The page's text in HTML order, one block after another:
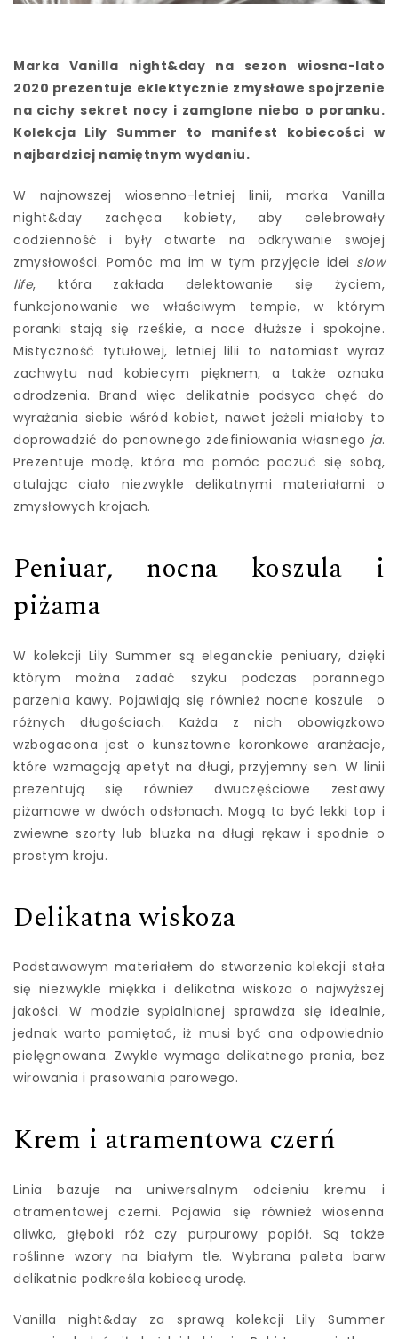
Marka Vanilla night&day na sezon wiosna-lato
2020 prezentuje eklektycznie zmysłowe spojrzenie
na cichy sekret nocy i zamglone niebo o poranku.
Kolekcja Lily Summer to manifest kobiecości w
najbardziej namiętnym wydaniu.
W najnowszej wiosenno-letniej linii, marka Vanilla
night&day zachęca kobiety, aby celebrowały
codzienność i były otwarte na odkrywanie swojej
zmysłowości. Pomóc ma im w tym przyjęcie idei slow
life, która zakłada delektowanie się życiem,
funkcjonowanie we właściwym tempie, w którym
poranki stają się rześkie, a noce dłuższe i spokojne.
Mistyczność tytułowej, letniej lilii to natomiast wyraz
zachwytu nad kobiecym pięknem, a także oznaka
odrodzenia. Brand więc delikatnie podsyca chęć do
wyrażania siebie wśród kobiet, nawet jeżeli miałoby to
doprowadzić do ponownego zdefiniowania własnego ja.
Prezentuje modę, która ma pomóc poczuć się sobą,
otulając ciało niezwykle delikatnymi materiałami o
zmysłowych krojach.
Peniuar, nocna koszula i
piżama
W kolekcji Lily Summer są eleganckie peniuary, dzięki
którym można zadać szyku podczas porannego
parzenia kawy. Pojawiają się również nocne koszule o
różnych długościach. Każda z nich obowiązkowo
wzbogacona jest o kunsztowne koronkowe aranżacje,
które wzmagają apetyt na długi, przyjemny sen. W linii
prezentują się również dwuczęściowe zestawy
piżamowe w dwóch odsłonach. Mogą to być lekki top i
zwiewne szorty lub bluzka na długi rękaw i spodnie o
prostym kroju.
Delikatna wiskoza
Podstawowym materiałem do stworzenia kolekcji stała
się niezwykle miękka i delikatna wiskoza o najwyższej
jakości. W modzie sypialnianej sprawdza się idealnie,
jednak warto pamiętać, iż musi być ona odpowiednio
pielęgnowana. Zwykle wymaga delikatnego prania, bez
wirowania i prasowania parowego.
Krem i atramentowa czerń
Linia bazuje na uniwersalnym odcieniu kremu i
atramentowej czerni. Pojawia się również wiosenna
oliwka, głęboki róż czy purpurowy popiół. Są także
roślinne wzory na białym tle. Wybrana paleta barw
delikatnie podkreśla kobiecą urodę.
Vanilla night&day za sprawą kolekcji Lily Summer